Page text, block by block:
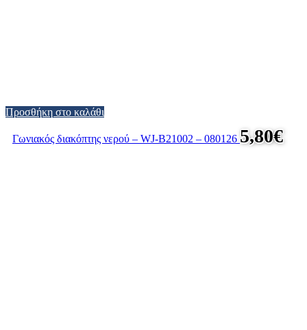
Προσθήκη στο καλάθι
Γωνιακός διακόπτης νερού – WJ-B21002 – 080126 5,80€